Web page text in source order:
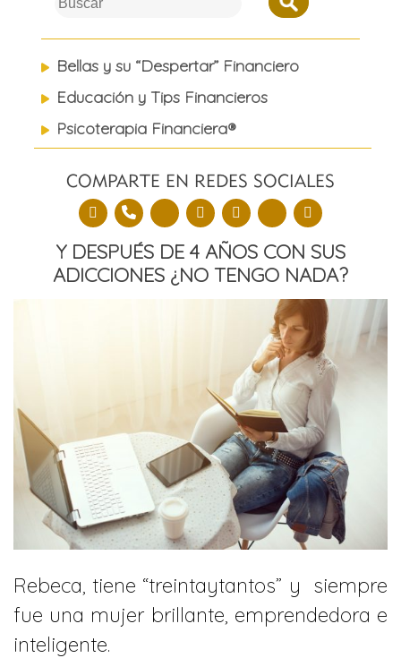
Bellas y su “Despertar” Financiero
Educación y Tips Financieros
Psicoterapia Financiera®
COMPARTE EN REDES SOCIALES
Y DESPUÉS DE 4 AÑOS CON SUS
ADICCIONES ¿NO TENGO NADA?
Rebeca, tiene “treintaytantos” y siempre
fue una mujer brillante, emprendedora e
inteligente.